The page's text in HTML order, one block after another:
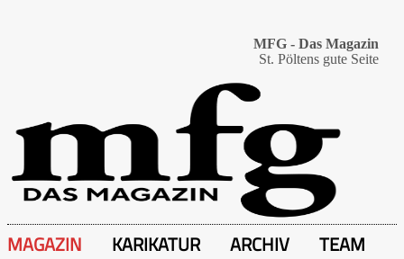
MFG - Das Magazin
St. Pöltens gute Seite
MAGAZIN KARIKATUR ARCHIV TEAM